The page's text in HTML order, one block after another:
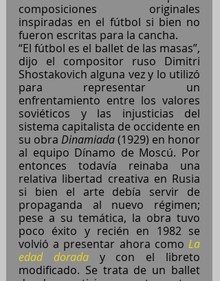
composiciones originales
inspiradas en el fútbol si bien no
fueron escritas para la cancha.
“El fútbol es el ballet de las masas”,
dijo el compositor ruso Dimitri
Shostakovich alguna vez y lo utilizó
para representar un
enfrentamiento entre los valores
soviéticos y las injusticias del
sistema capitalista de occidente en
su obra Dinamiada (1929) en honor
al equipo Dínamo de Moscú. Por
entonces todavía reinaba una
relativa libertad creativa en Rusia
si bien el arte debía servir de
propaganda al nuevo régimen;
pese a su temática, la obra tuvo
poco éxito y recién en 1982 se
volvió a presentar ahora como La
edad dorada y con el libreto
modificado. Se trata de un ballet